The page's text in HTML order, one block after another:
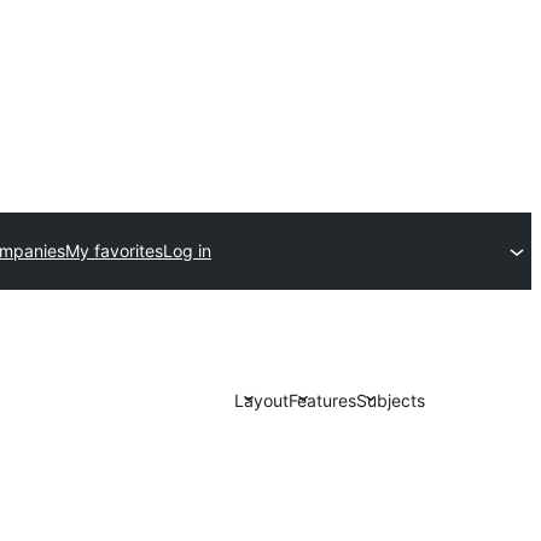
My favoritesLog in
LayoutFeaturesSubjects